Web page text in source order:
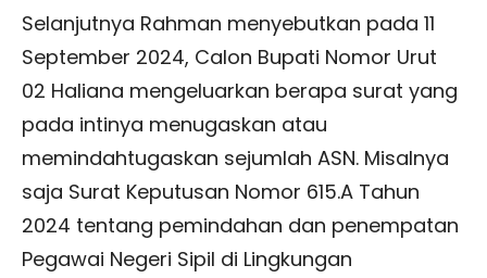
Selanjutnya Rahman menyebutkan pada 11
September 2024, Calon Bupati Nomor Urut
02 Haliana mengeluarkan berapa surat yang
pada intinya menugaskan atau
memindahtugaskan sejumlah ASN. Misalnya
saja Surat Keputusan Nomor 615.A Tahun
2024 tentang pemindahan dan penempatan
Pegawai Negeri Sipil di Lingkungan